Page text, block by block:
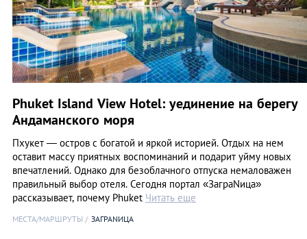
Phuket Island View Hotel: уединение на берегу
Андаманского моря
Пхукет ― остров с богатой и яркой историей. Отдых на нем
оставит массу приятных воспоминаний и подарит уйму новых
впечатлений. Однако для безоблачного отпуска немаловажен
правильный выбор отеля. Сегодня портал «ЗаграNица»
рассказывает, почему Phuket Читать еще
МЕСТА/МАРШРУТЫ ЗАГРАNИЦА